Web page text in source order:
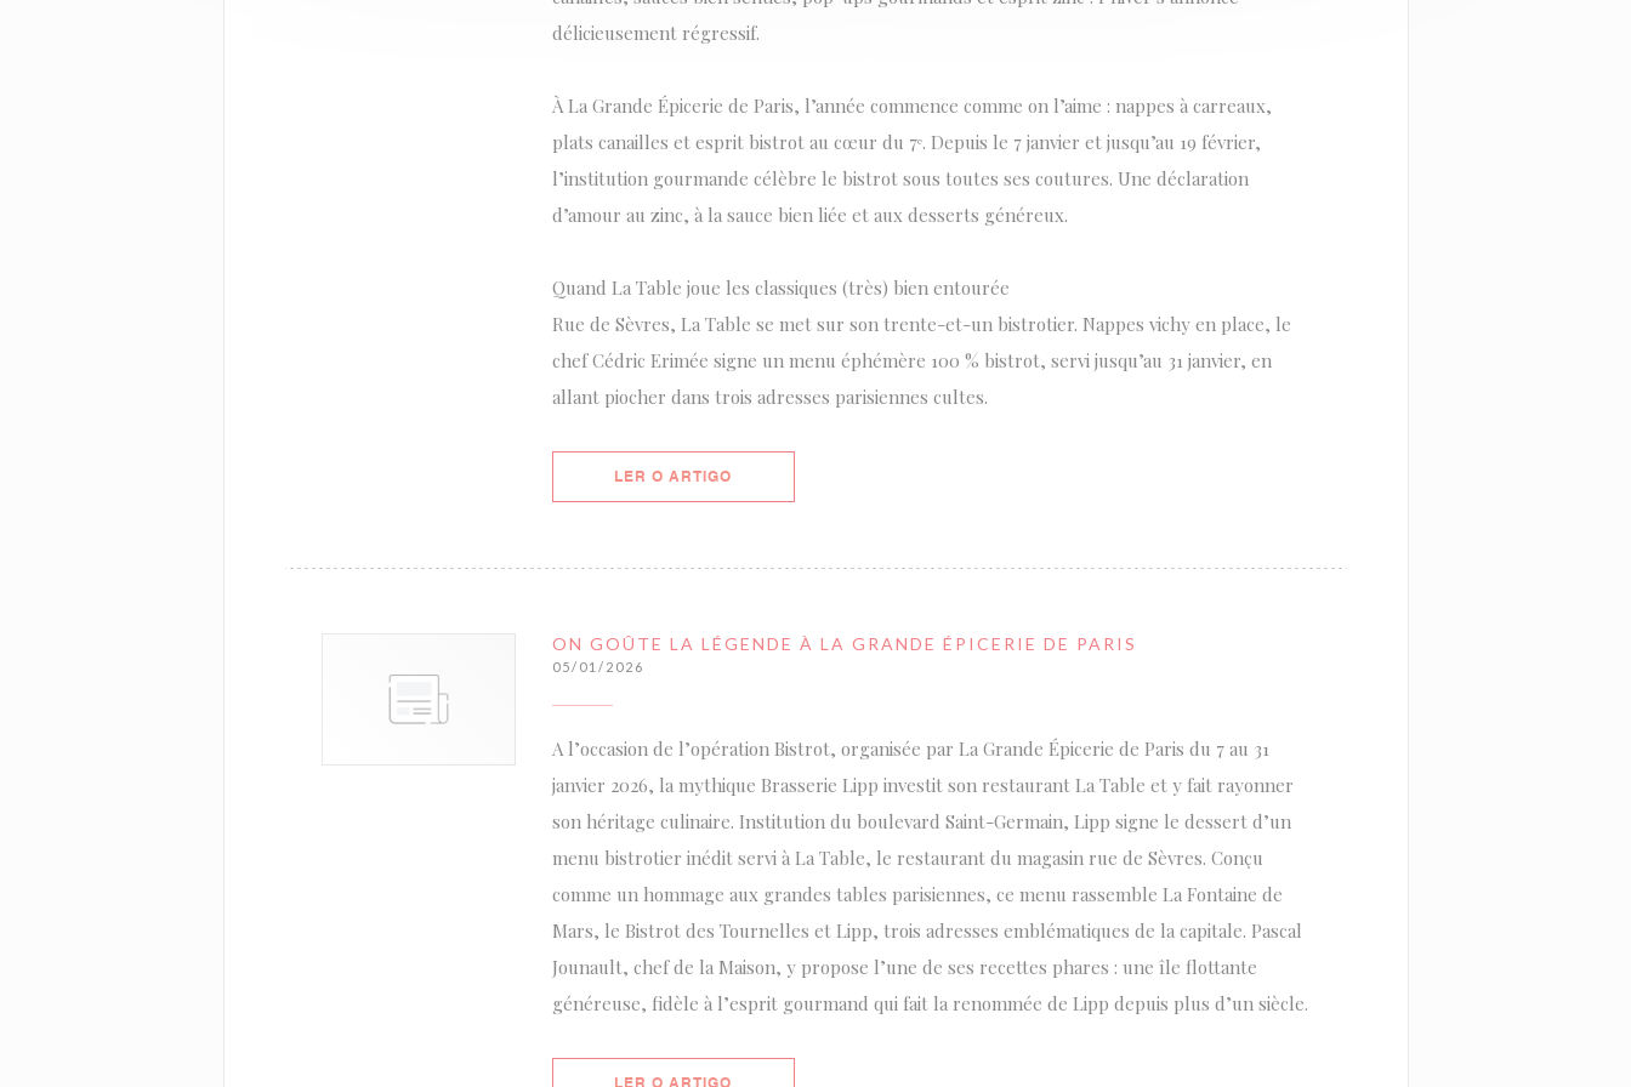
délicieusement régressif.
À La Grande Épicerie de Paris, l’année commence comme on l’aime : nappes à carreaux,
plats canailles et esprit bistrot au cœur du 7ᵉ. Depuis le 7 janvier et jusqu’au 19 février,
l’institution gourmande célèbre le bistrot sous toutes ses coutures. Une déclaration
d’amour au zinc, à la sauce bien liée et aux desserts généreux.
Quand La Table joue les classiques (très) bien entourée
Rue de Sèvres, La Table se met sur son trente-et-un bistrotier. Nappes vichy en place, le
chef Cédric Erimée signe un menu éphémère 100 % bistrot, servi jusqu’au 31 janvier, en
allant piocher dans trois adresses parisiennes cultes.
LER O ARTIGO
ON GOÛTE LA LÉGENDE À LA GRANDE ÉPICERIE DE PARIS
05/01/2026
A l’occasion de l’opération Bistrot, organisée par La Grande Épicerie de Paris du 7 au 31
janvier 2026, la mythique Brasserie Lipp investit son restaurant La Table et y fait rayonner
son héritage culinaire. Institution du boulevard Saint-Germain, Lipp signe le dessert d’un
menu bistrotier inédit servi à La Table, le restaurant du magasin rue de Sèvres. Conçu
comme un hommage aux grandes tables parisiennes, ce menu rassemble La Fontaine de
Mars, le Bistrot des Tournelles et Lipp, trois adresses emblématiques de la capitale. Pascal
Jounault, chef de la Maison, y propose l’une de ses recettes phares : une île flottante
généreuse, fidèle à l’esprit gourmand qui fait la renommée de Lipp depuis plus d’un siècle.
LER O ARTIGO